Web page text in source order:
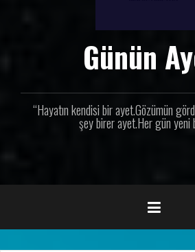
Günün
“Hayatın kendisi bir ayet.Gözümün
şey birer ayet.Her gün yeni